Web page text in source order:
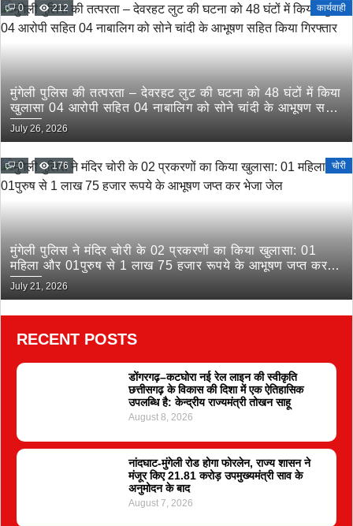
0 212 कार्यवाही
मुंगेली पुलिस की तत्परता – देवरहट लुट की घटना को 48 घंटों में किया
खुलासा 04 आरोपी सहित 04 नाबालिग को सोने चांदी के आभूषण सहित
किया गिरफ्तार
July 26, 2026
0 176 चोरी
मुंगेली पुलिस ने मंदिर चोरी के 02 प्रकरणों का किया खुलासा: 01
महिला और 01पुरुष से 1 लाख 75 हजार रूपये के आभूषण जप्त कर
भेजा जेल
July 21, 2026
RECENT POSTS
डोंगरगढ़–कटघोरा नई रेल लाइन की स्वीकृति
छत्तीसगढ़ के विकास की दिशा में एक ऐतिहासिक
उपलब्धि है: केन्द्रीय राज्यमंत्री तोखन साहू
August 8, 2026
नांदघाट-मुंगेली रोड होगा फोरलेन, राज्य शासन ने
मंजूर किए 21.81 करोड़ उपमुख्यमंत्री साव के
अनुमोदन के बाद
August 7, 2026